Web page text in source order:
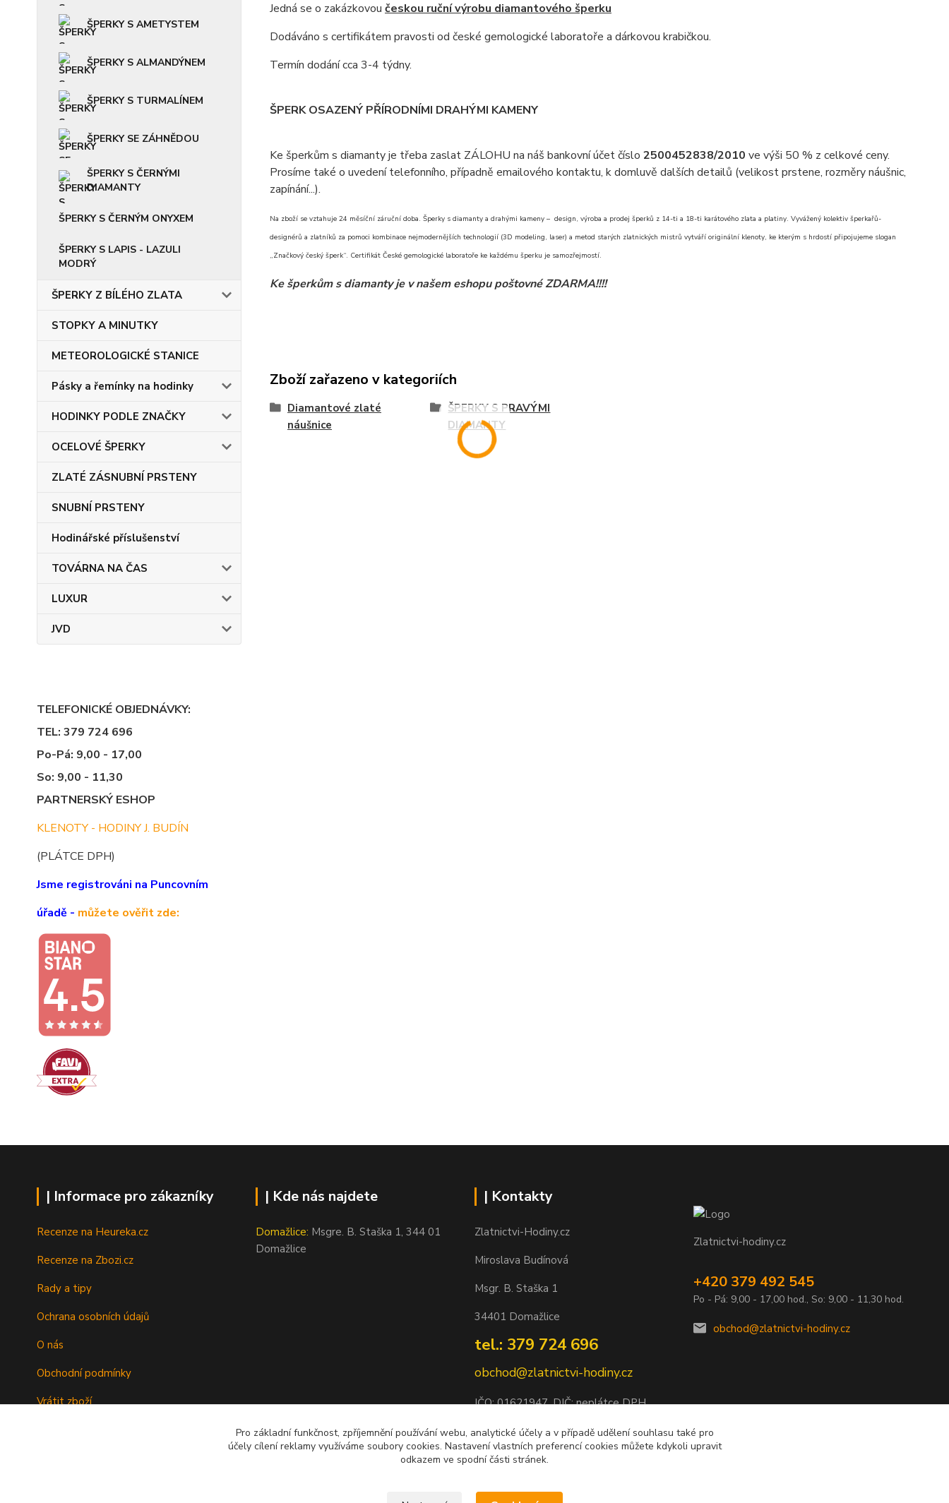
ŠPERKY S AMETYSTEM
ŠPERKY S ALMANDÝNEM
ŠPERKY S TURMALÍNEM
ŠPERKY SE ZÁHNĚDOU
ŠPERKY S ČERNÝMI
DIAMANTY
ŠPERKY S ČERNÝM ONYXEM
ŠPERKY S LAPIS - LAZULI
MODRÝ
ŠPERKY Z BÍLÉHO ZLATA
STOPKY A MINUTKY
METEOROLOGICKÉ STANICE
Pásky a řemínky na hodinky
HODINKY PODLE ZNAČKY
OCELOVÉ ŠPERKY
ZLATÉ ZÁSNUBNÍ PRSTENY
SNUBNÍ PRSTENY
Hodinářské příslušenství
TOVÁRNA NA ČAS
LUXUR
JVD
TELEFONICKÉ OBJEDNÁVKY:
TEL: 379 724 696
Po-Pá: 9,00 - 17,00
So: 9,00 - 11,30
PARTNERSKÝ ESHOP
KLENOTY - HODINY J. BUDÍN
(PLÁTCE DPH)
Jsme registrováni na Puncovním
úřadě - můžete ověřit zde:
Jedná se o zakázkovou českou ruční výrobu diamantového šperku
Dodáváno s certifikátem pravosti od české gemologické laboratoře a dárkovou krabičkou.
Termín dodání cca 3-4 týdny.
ŠPERK OSAZENÝ PŘÍRODNÍMI DRAHÝMI KAMENY
Ke šperkům s diamanty je třeba zaslat ZÁLOHU na náš bankovní účet číslo 2500452838/2010 ve výši 50 % z celkové ceny.
Prosíme také o uvedení telefonního, případně emailového kontaktu, k domluvě dalších detailů (velikost prstene, rozměry náušnic,
zapínání...).
Na zboží se vztahuje 24 měsíční záruční doba. Šperky s diamanty a drahými kameny – design, výroba a prodej šperků z 14-ti a 18-ti karátového zlata a platiny. Vyvážený kolektiv šperkařů-
designérů a zlatníků za pomoci kombinace nejmodernějších technologií (3D modeling, laser) a metod starých zlatnických mistrů vytváří originální klenoty, ke kterým s hrdostí připojujeme slogan
„Značkový český šperk“. Certifikát České gemologické laboratoře ke každému šperku je samozřejmostí.
Ke šperkům s diamanty je v našem eshopu poštovné ZDARMA!!!!
Zboží zařazeno v kategoriích
Diamantové zlaté
náušnice
ŠPERKY S PRAVÝMI
DIAMANTY
| Informace pro zákazníky
Recenze na Heureka.cz
Recenze na Zbozi.cz
Rady a tipy
Ochrana osobních údajů
O nás
Obchodní podmínky
Vrátit zboží
| Kde nás najdete
Domažlice: Msgre. B. Staška 1, 344 01
Domažlice
| Kontakty
Zlatnictvi-Hodiny.cz
Miroslava Budínová
Msgr. B. Staška 1
34401 Domažlice
tel.: 379 724 696
obchod@zlatnictvi-hodiny.cz
IČO: 01621947, DIČ: neplátce DPH
Bankovní spojení: 2500452838/2010
Zlatnictvi-hodiny.cz
+420 379 492 545
Po - Pá: 9,00 - 17,00 hod., So: 9,00 - 11,30 hod.
obchod@zlatnictvi-hodiny.cz
Pro základní funkčnost, zpříjemnění používání webu, analytické účely a v případě udělení souhlasu také pro
účely cílení reklamy využíváme soubory cookies. Nastavení vlastních preferencí cookies můžete kdykoli upravit
odkazem ve spodní části stránek.